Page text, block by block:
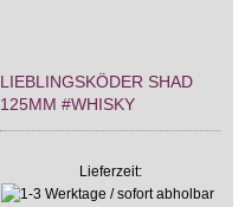
LIEBLINGSKÖDER SHAD
125MM #WHISKY
Lieferzeit: